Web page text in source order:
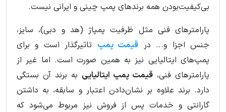
بی‌کیفیت‌بودن همه برندهای پمپ چینی و ایرانی نیست.
پارامترهای فنی مثل ظرفیت پمپاژ (هد و دبی)، سایز،
جنس اجزا و... در قیمت پمپ تاثیرگذار است و برای
پمپ‌های ایتالیایی نیز به همین صورت است. اما غیر از
پارامترهای فنی، قیمت پمپ ایتالیایی به برند آن بستگی
دارد. برند علاوه بر نشان‌دادن اعتبار و سابقه، به داشتن
گارانتی و خدمات پس از فروش نیز مربوط می‌شود که